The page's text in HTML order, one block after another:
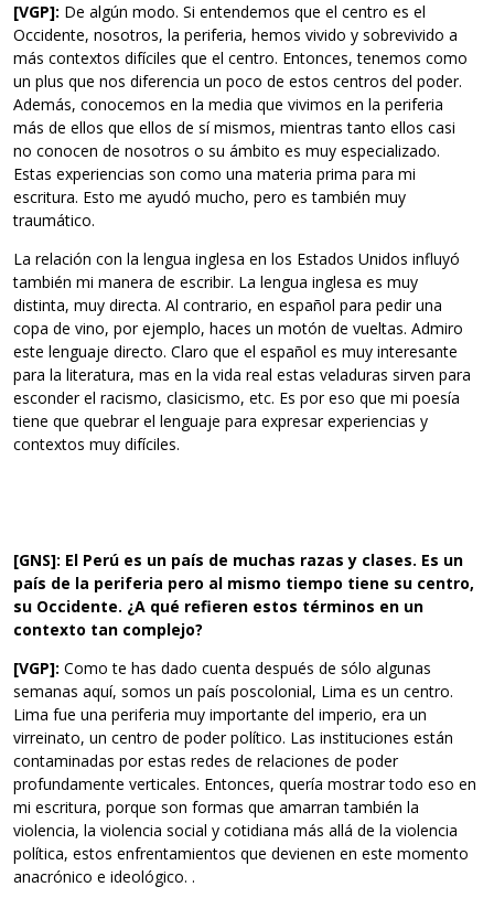
[VGP]: De algún modo. Si entendemos que el centro es el
Occidente, nosotros, la periferia, hemos vivido y sobrevivido a
más contextos difíciles que el centro. Entonces, tenemos como
un plus que nos diferencia un poco de estos centros del poder.
Además, conocemos en la media que vivimos en la periferia
más de ellos que ellos de sí mismos, mientras tanto ellos casi
no conocen de nosotros o su ámbito es muy especializado.
Estas experiencias son como una materia prima para mi
escritura. Esto me ayudó mucho, pero es también muy
traumático.
La relación con la lengua inglesa en los Estados Unidos influyó
también mi manera de escribir. La lengua inglesa es muy
distinta, muy directa. Al contrario, en español para pedir una
copa de vino, por ejemplo, haces un motón de vueltas. Admiro
este lenguaje directo. Claro que el español es muy interesante
para la literatura, mas en la vida real estas veladuras sirven para
esconder el racismo, clasicismo, etc. Es por eso que mi poesía
tiene que quebrar el lenguaje para expresar experiencias y
contextos muy difíciles.
[GNS]: El Perú es un país de muchas razas y clases. Es un
país de la periferia pero al mismo tiempo tiene su centro,
su Occidente. ¿A qué refieren estos términos en un
contexto tan complejo?
[VGP]: Como te has dado cuenta después de sólo algunas
semanas aquí, somos un país poscolonial, Lima es un centro.
Lima fue una periferia muy importante del imperio, era un
virreinato, un centro de poder político. Las instituciones están
contaminadas por estas redes de relaciones de poder
profundamente verticales. Entonces, quería mostrar todo eso en
mi escritura, porque son formas que amarran también la
violencia, la violencia social y cotidiana más allá de la violencia
política, estos enfrentamientos que devienen en este momento
anacrónico e ideológico. .